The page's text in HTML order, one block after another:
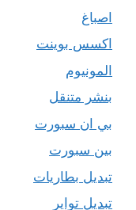
اصباغ
اكسس بوينت
المونيوم
بنشر متنقل
بي ان سبورت
بين سبورت
تبديل بطاريات
تبديل تواير